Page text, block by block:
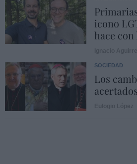
icono
hace
SOCIEDAD
Los
acertados